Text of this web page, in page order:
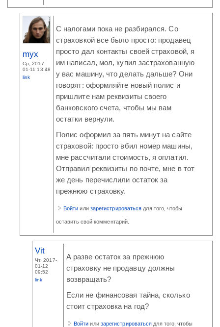
myx
Ср, 2017-
01-11 13:48
link
С налогами пока не разбирался. Со
страховкой все было просто: продавец
просто дал контакты своей страховой, я
им написал, мол, купил застрахованную
у вас машину, что делать дальше? Они
говорят: оформляйте новый полис и
пришлите нам реквизиты своего
банковского счета, чтобы мы вам
остатки вернули.
Полис оформил за пять минут на сайте
страховой: просто вбил номер машины,
мне рассчитали стоимость, я оплатил.
Отправил реквизиты по почте, мне в тот
же день перечислили остаток за
прежнюю страховку.
Войти или зарегистрироваться для того, чтобы
оставить свой комментарий.
Vit
Чт, 2017-
01-12
09:52
link
А разве остаток за прежнюю
страховку не продавцу должны
возвращать?
Если не финансовая тайна, сколько
стоит страховка на год?
Войти или зарегистрироваться для того, чтобы